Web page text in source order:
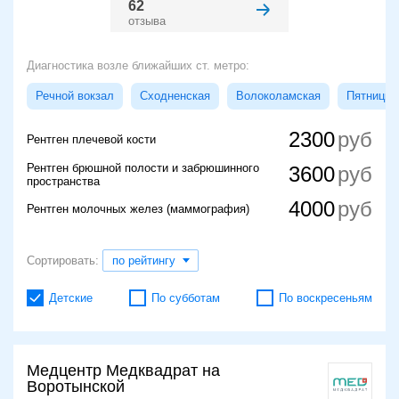
62
отзыва
Диагностика возле ближайших ст. метро:
Речной вокзал Сходненская Волоколамская
Рентген плечевой кости 2300
Рентген брюшной полости и забрюшинного
пространства
3600
Рентген молочных желез (маммография) 4000
Сортировать: по рейтингу
Детские По субботам По воскресеньям
Медцентр Медквадрат на
Воротынской